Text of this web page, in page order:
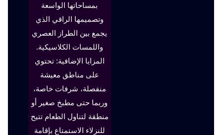
بمساحاتها الواسعة
وتصميمها الراقي الذي
يجمع بين الطراز العصري
واللمسات الكلاسيكية.
المزايا الإضافية: تحتوي
على مناطق معيشة
منفصلة، شرفات خاصة،
وربما حتى مطبخ صغير أو
منطقة لتناول الطعام تتيح
للنزلاء الاستمتاع بإقامة